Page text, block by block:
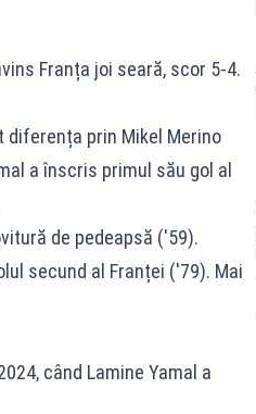
Franța joi seară, scor 5-4.
prin Mikel Merino
a înscris primul său gol al
de pedeapsă ('59).
secund al Franței ('79). Mai
când Lamine Yamal a